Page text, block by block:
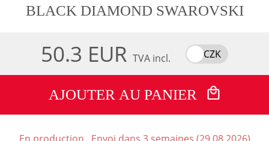
BLACK DIAMOND SWAROVSKI
50.3 EUR TVA incl. CZK
AJOUTER AU PANIER